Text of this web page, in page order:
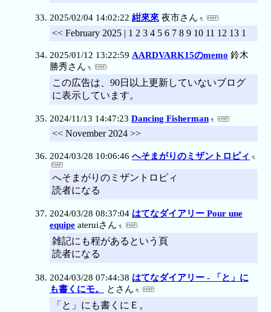
2025/02/04 14:02:22 紺來來 夜市さん
<< February 2025 | 1 2 3 4 5 6 7 8 9 10 11 12 13 1
2025/01/12 13:22:59 AARDVARK15のmemo 鈴木
勝秀さん
この広告は、90日以上更新していないブログ
に表示しています。
2024/11/13 14:47:23 Dancing Fisherman
<< November 2024 >>
2024/03/28 10:06:46 へそまがりのミザントロピィ
へそまがりのミザントロピィ
読者になる
2024/03/28 08:37:04 はてなダイアリー Pour une
equipe ateruiさん
雑記にも程があるという頁
読者になる
2024/03/28 07:44:38 はてなダイアリー - 「と」に
も書くにモ。
とさん
「と」にも書くにＥ。